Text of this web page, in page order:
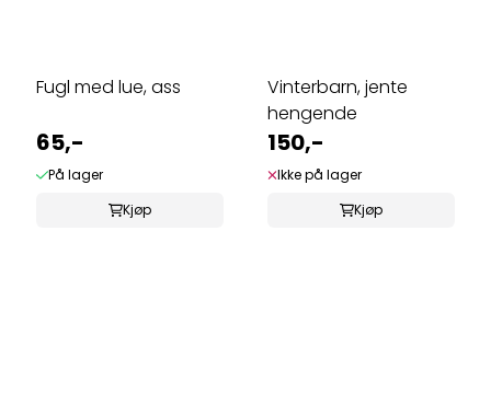
Fugl med lue, ass
65,-
På lager
Kjøp
Vinterbarn, jente
hengende
150,-
Ikke på lager
Kjøp